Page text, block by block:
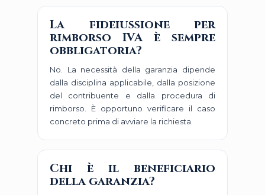
La fideiussione per
rimborso IVA è sempre
obbligatoria?
No. La necessità della garanzia dipende
dalla disciplina applicabile, dalla posizione
del contribuente e dalla procedura di
rimborso. È opportuno verificare il caso
concreto prima di avviare la richiesta.
Chi è il beneficiario
della garanzia?